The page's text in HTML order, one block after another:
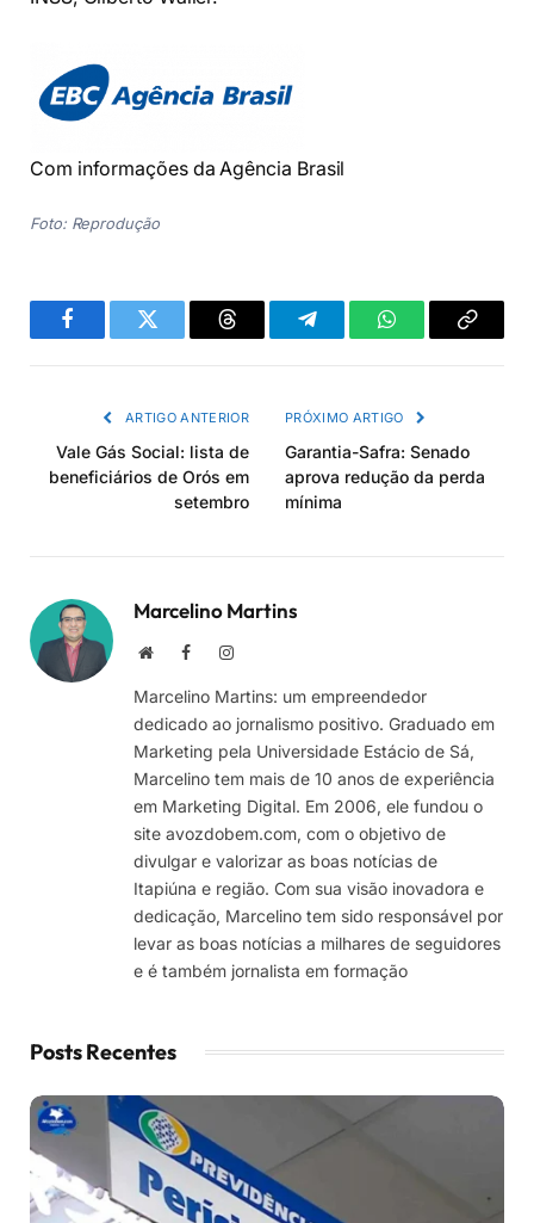
Com informações da Agência Brasil
Foto: Reprodução
FacebookTwitter Threads TelegramWhatsAppCopiar
ARTIGO ANTERIOR
Vale Gás Social: lista de
beneficiários de Orós em
setembro
PRÓXIMO ARTIGO
Garantia-Safra: Senado
aprova redução da perda
mínima
Marcelino Martins
Site FacebookInstagram
Marcelino Martins: um empreendedor
dedicado ao jornalismo positivo. Graduado em
Marketing pela Universidade Estácio de Sá,
Marcelino tem mais de 10 anos de experiência
em Marketing Digital. Em 2006, ele fundou o
site avozdobem.com, com o objetivo de
divulgar e valorizar as boas notícias de
Itapiúna e região. Com sua visão inovadora e
dedicação, Marcelino tem sido responsável por
levar as boas notícias a milhares de seguidores
e é também jornalista em formação
Posts Recentes